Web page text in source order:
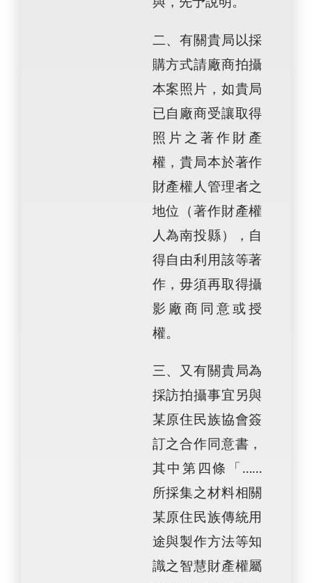
與，先予說明。
二、有關貴局以採
購方式請廠商拍攝
本案照片，如貴局
已自廠商受讓取得
照片之著作財產
權，貴局本於著作
財產權人管理者之
地位（著作財產權
人為南投縣），自
得自由利用該等著
作，毋須再取得攝
影廠商同意或授
權。
三、又有關貴局為
採訪拍攝事宜另與
某原住民族協會簽
訂之合作同意書，
其中第四條「……
所採集之材料相關
某原住民族傳統用
途與製作方法等知
識之智慧財產權屬